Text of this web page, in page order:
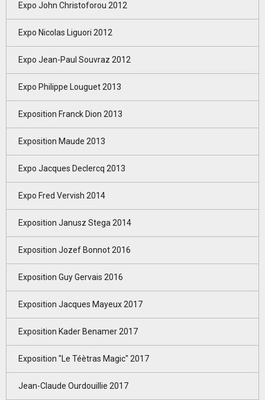
Expo John Christoforou 2012
Expo Nicolas Liguori 2012
Expo Jean-Paul Souvraz 2012
Expo Philippe Louguet 2013
Exposition Franck Dion 2013
Exposition Maude 2013
Expo Jacques Declercq 2013
Expo Fred Vervish 2014
Exposition Janusz Stega 2014
Exposition Jozef Bonnot 2016
Exposition Guy Gervais 2016
Exposition Jacques Mayeux 2017
Exposition Kader Benamer 2017
Exposition "Le Téètras Magic" 2017
Jean-Claude Ourdouillie 2017